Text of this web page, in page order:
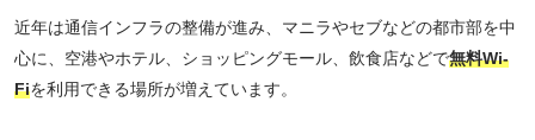
近年は通信インフラの整備が進み、マニラやセブなどの都市部を中
心に、空港やホテル、ショッピングモール、飲食店などで無料Wi-
Fiを利用できる場所が増えています。